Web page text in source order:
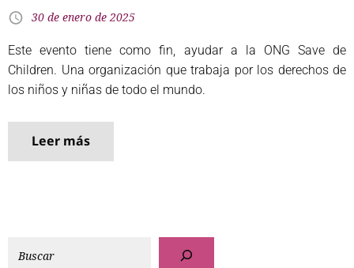
30 de enero de 2025
Este evento tiene como fin, ayudar a la ONG Save de
Children. Una organización que trabaja por los derechos de
los niños y niñas de todo el mundo.
Leer más